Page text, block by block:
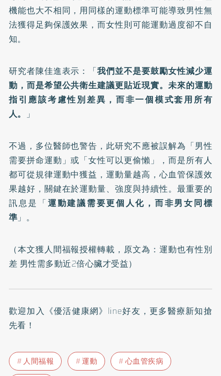
機能也大不相同，用同樣的運動標準可能導致男性無
法獲得足夠保護效果，而女性則可能運動過度卻不自
知。
研究者陳佳進表示：「我們並不是要鼓勵女性減少運
動，而是希望公共衛生建議更貼近現實。未來的運動
指引應該考慮性別差異，而非一個模式套用所有
人。
」
不過，多位醫師也警告，此研究不應被誤解為「男性
需要拼命運動」或「女性可以更偷懶」，而是所有人
都可從規律運動中獲益，運動量越高，心血管保護效
果越好，關鍵在於運動量、強度與持續性。最重要的
訊息是「運動建議需要更個人化，而非男女同標
準 」。
（本文獲人間福報授權轉載，原文為： 運動也有性別
差 男性需多動近2倍心臟才受益）
歡迎加入 《優活健康網》line好友 ，更多醫療新知搶
先看！
人間福報 運動
心血管疾病